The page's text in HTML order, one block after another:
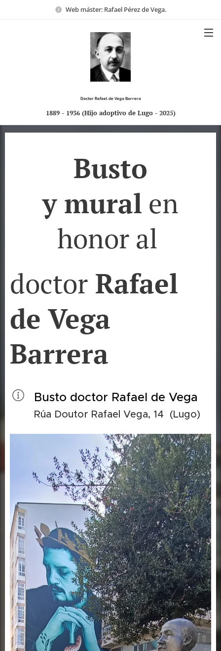
Web máster: Rafael Pérez de Vega.
Doctor Rafael de Vega Barrera
1889 - 1936 (Hijo adoptivo de Lugo - 2025)
Busto
y mural en
honor al
doctor Rafael
de Vega
Barrera
Busto doctor Rafael de Vega
Rúa Doutor Rafael Vega, 14 (Lugo)